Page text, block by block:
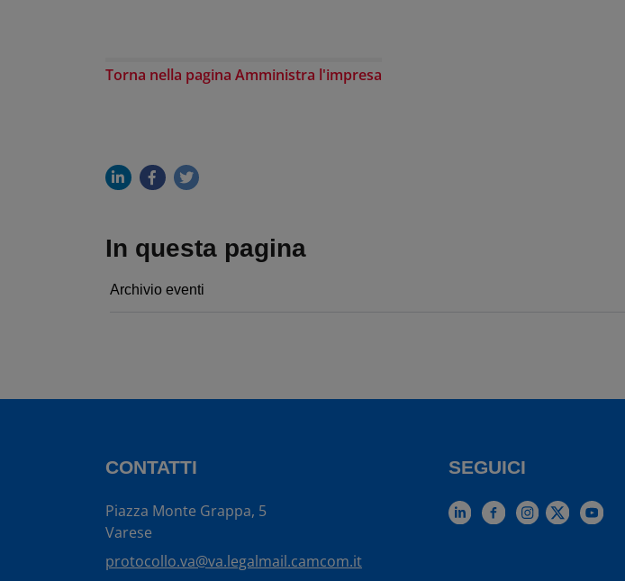
Torna nella pagina Amministra l'impresa
In questa pagina
Archivio eventi
CONTATTI
Piazza Monte Grappa, 5
Varese
protocollo.va@va.legalmail.camcom.it
SEGUICI